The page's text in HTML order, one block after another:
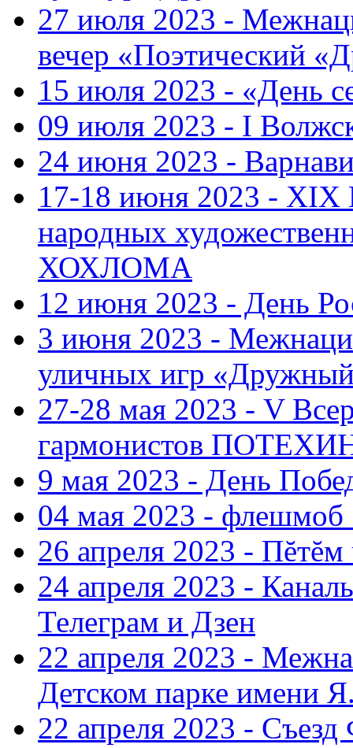
27 июля 2023 -
вечер «Поэтический
15 июля 2023 - «День
09 июля 2023 - I
24 июня 2023 -
17-18 июня 2023 - XIX
народных
ХОХЛОМА
12 июня 2023 - День
3 июня 2023 -
уличных игр
27-28 мая 2023 - V
гармонистов
9 мая 2023 - День
04 мая 2023 - флешмоб
26 апреля 2023 -
24 апреля 2023 -
Телеграм и Дзен
22 апреля 2023 -
Детском парке имени
22 апреля 2023 -